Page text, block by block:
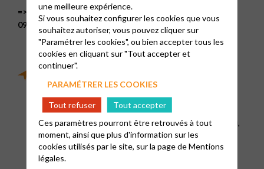
=> Aumônier : pasteur Sibylle Klumpp –
09 –
Courriel
Hôpital Européen : Salle de l’Espace Éthique (Rez-de-
chaussée)
Hôpital La Timone : Chapelle Œcuménique (niveau -1),
cultes sur convocation et sur demande, informations
auprès des aumôniers
Hôpital Sainte-Marguerite: Chapelle catholique
une meilleure expérience.
Si vous souhaitez configurer les cookies que vous
souhaitez autoriser, vous pouvez cliquer sur
"Paramétrer les cookies", ou bien accepter tous les
cookies en cliquant sur "Tout accepter et
continuer".
PARAMÉTRER LES COOKIES
Tout refuser
Tout accepter
Ces paramètres pourront être retrouvés à tout
moment, ainsi que plus d'information sur les
cookies utilisés par le site, sur la page deMentions
légales.